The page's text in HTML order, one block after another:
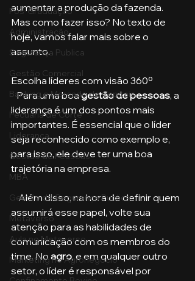
Pós-Graduação
Administração
Segurança Publica
Gestão Comercial
Banking e Mercado de Capitais
Pecuária de Corte
Liderança
Gestão de Pessoas
MBA
Gestão de Segurança Publica
Metaverso
Aula no Metaverso
Marketing no Agronegócio
aumentar a produção da fazenda.
Mas como fazer isso? No texto de
hoje, vamos falar mais sobre o
assunto.
Escolha líderes com visão 360º
   Para uma boa
gestão de pessoas, a
liderança é um dos pontos mais
importantes. É essencial que o líder
seja reconhecido como exemplo e,
para isso, ele deve ter uma boa
trajetória na empresa.
    Além disso, na hora de definir quem
assumirá esse papel, volte sua
atenção para as habilidades de
comunicação com os membros do
time. No agro, e em qualquer outro
setor, o líder é responsável por